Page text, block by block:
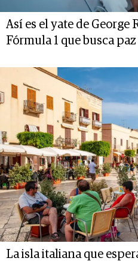
Así es el yate de George
Fórmula 1 que busca
La isla italiana que